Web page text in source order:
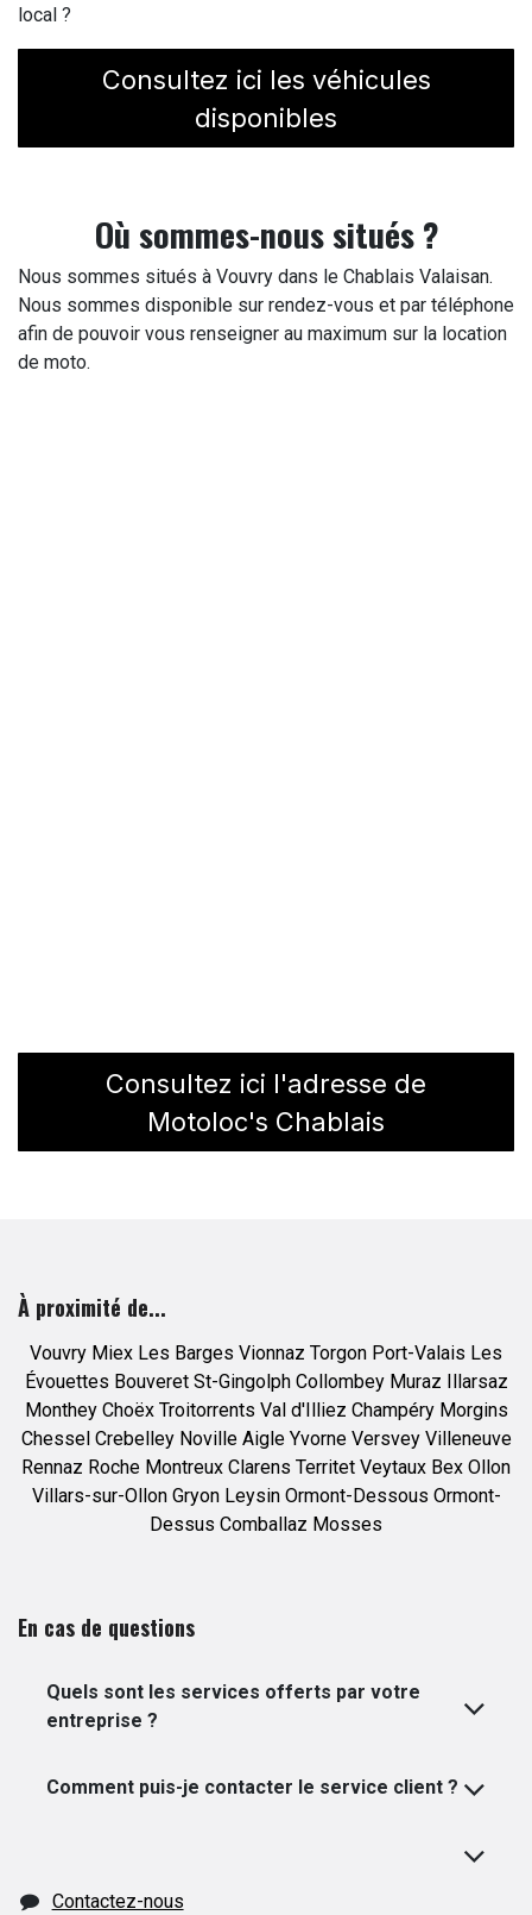
local ?
Consultez ici les véhicules
disponibles
Où sommes-nous situés ?
Nous sommes situés à Vouvry dans le Chablais Valaisan.
Nous sommes disponible sur rendez-vous et par téléphone
afin de pouvoir vous renseigner au maximum sur la location
de moto.
Consultez ici l'adresse de
Motoloc's Chablais
À proximité de...
Vouvry Miex Les Barges Vionnaz Torgon Port-Valais Les
Évouettes Bouveret St-Gingolph Collombey Muraz Illarsaz
Monthey Choëx Troitorrents Val d'Illiez Champéry Morgins
Chessel Crebelley Noville Aigle Yvorne Versvey Villeneuve
Rennaz Roche Montreux Clarens Territet Veytaux Bex Ollon
Villars-sur-Ollon Gryon Leysin Ormont-Dessous Ormont-
Dessus Comballaz Mosses
En cas de questions
Quels sont les services offerts par votre
entreprise ?
Comment puis-je contacter le service client ?
Contactez-nous